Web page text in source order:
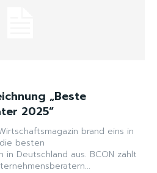
„Beste
2025“
brand eins in
besten
in Deutschland aus. BCON zählt